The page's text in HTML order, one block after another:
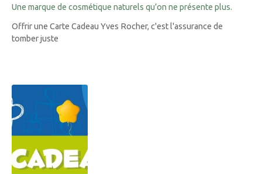
Une marque de cosmétique naturels qu’on ne présente plus.
Offrir une Carte Cadeau Yves Rocher, c'est l'assurance de
tomber juste